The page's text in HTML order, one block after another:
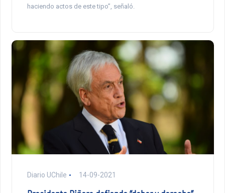
haciendo actos de este tipo”, señaló.
Diario UChile 14-09-2021